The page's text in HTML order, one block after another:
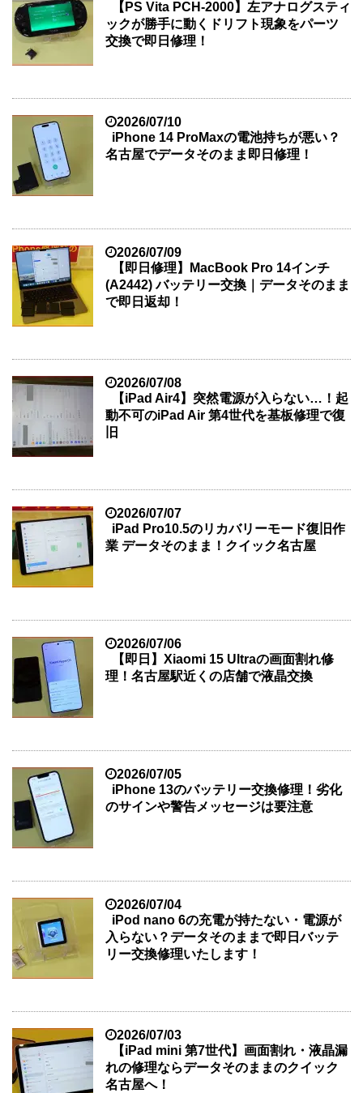
【PS Vita PCH-2000】左アナログスティ
ックが勝手に動くドリフト現象をパーツ
交換で即日修理！
2026/07/10
iPhone 14 ProMaxの電池持ちが悪い？
名古屋でデータそのまま即日修理！
2026/07/09
【即日修理】MacBook Pro 14インチ
(A2442) バッテリー交換｜データそのまま
で即日返却！
2026/07/08
【iPad Air4】突然電源が入らない…！起
動不可のiPad Air 第4世代を基板修理で復
旧
2026/07/07
iPad Pro10.5のリカバリーモード復旧作
業 データそのまま！クイック名古屋
2026/07/06
【即日】Xiaomi 15 Ultraの画面割れ修
理！名古屋駅近くの店舗で液晶交換
2026/07/05
iPhone 13のバッテリー交換修理！劣化
のサインや警告メッセージは要注意
2026/07/04
iPod nano 6の充電が持たない・電源が
入らない？データそのままで即日バッテ
リー交換修理いたします！
2026/07/03
【iPad mini 第7世代】画面割れ・液晶漏
れの修理ならデータそのままのクイック
名古屋へ！